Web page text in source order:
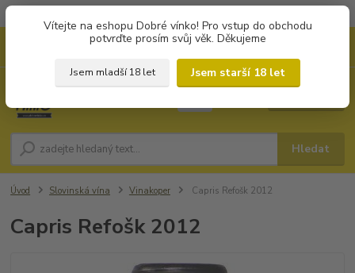
Vítejte na eshopu Dobré vínko! Pro vstup do obchodu
potvrďte prosím svůj věk. Děkujeme
Jsem mladší 18 let
Jsem starší 18 let
Hledat
Úvod Slovinská vína Vinakoper Capris Refošk 2012
Capris Refošk 2012